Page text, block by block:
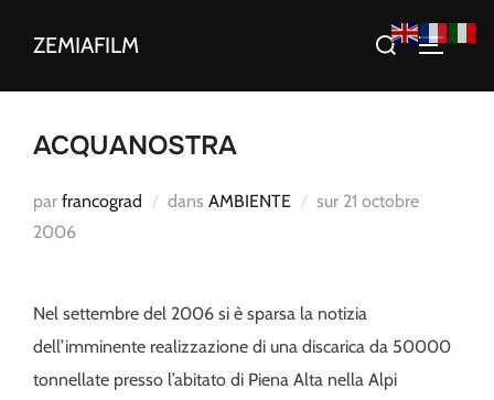
ZEMIAFILM Rechercher :
ACQUANOSTRA
par francograd dans AMBIENTE sur Publié
21 octobre
2006
Nel settembre del 2006 si è sparsa la notizia
dell’imminente realizzazione di una discarica da 50000
tonnellate presso l’abitato di Piena Alta nella Alpi